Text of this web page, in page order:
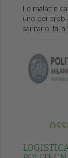
Le malattie
uno dei
sanitario